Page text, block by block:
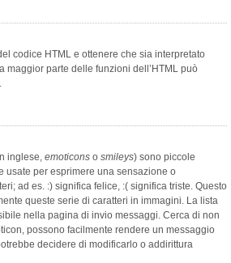
codice HTML e ottenere che sia interpretato
maggior parte delle funzioni dell’HTML può
inglese, emoticons o smileys) sono piccole
usate per esprimere una sensazione o
ad es. :) significa felice, :( significa triste. Questo
queste serie di caratteri in immagini. La lista
nella pagina di invio messaggi. Cerca di non
possono facilmente rendere un messaggio
decidere di modificarlo o addirittura